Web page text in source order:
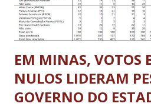
pode ser lembrada aqui .
EM MINAS, VOTOS
NULOS LIDERAM
GOVERNO DO